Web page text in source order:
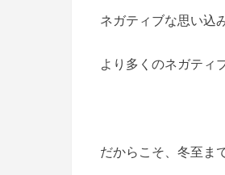
ネガティブな思い込
より多くのネガティ
だからこそ、冬至ま